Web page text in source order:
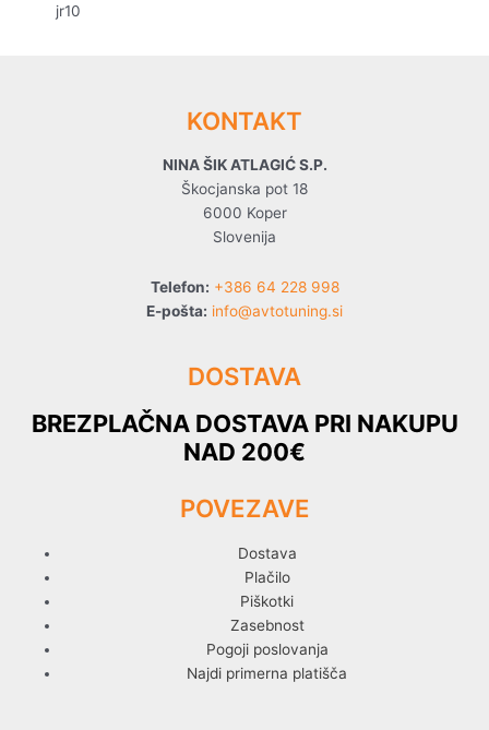
jr10
KONTAKT
NINA ŠIK ATLAGIĆ S.P.
Škocjanska pot 18
6000 Koper
Slovenija
Telefon: +386 64 228 998
E-pošta: info@avtotuning.si
DOSTAVA
BREZPLAČNA DOSTAVA PRI NAKUPU
NAD 200€
POVEZAVE
Dostava
Plačilo
Piškotki
Zasebnost
Pogoji poslovanja
Najdi primerna platišča